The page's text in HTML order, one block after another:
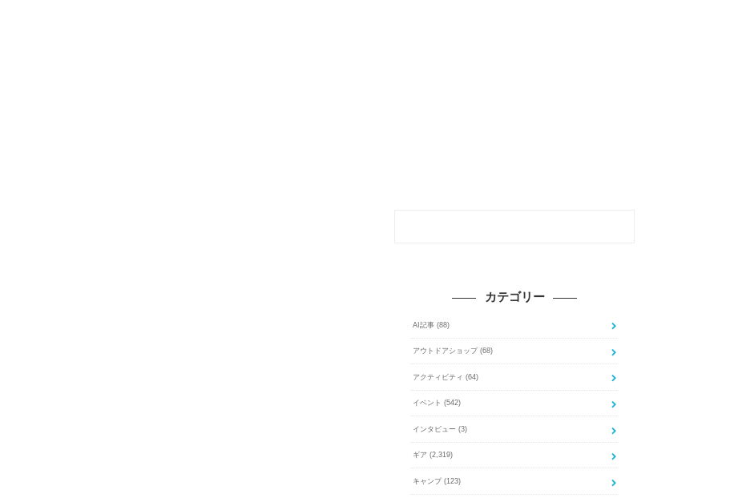
カテゴリー
AI記事 (88)
アウトドアショップ (68)
アクティビティ (64)
イベント (542)
インタビュー (3)
ギア (2,319)
キャンプ (123)